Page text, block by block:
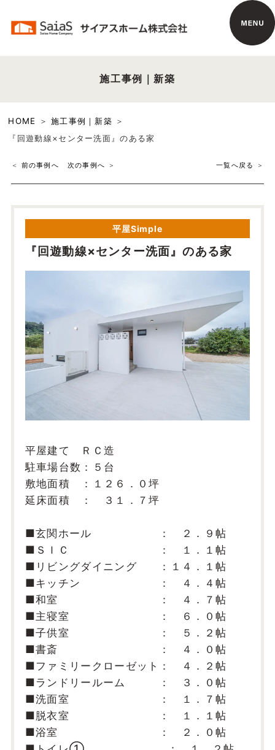
施工事例｜新築
HOME
施工事例｜新築
『回遊動線×センター洗面』のある家
前の事例へ 次の事例へ 一覧へ戻る
平屋Simple
『回遊動線×センター洗面』のある家
平屋建て ＲＣ造
駐車場台数：５台
敷地面積 ：１２６．０坪
延床面積 ： ３１．７坪
■玄関ホール ： ２．９帖
■ＳＩＣ ： １．１帖
■リビングダイニング ：１４．１帖
■キッチン ： ４．４帖
■和室 ： ４．７帖
■主寝室 ： ６．０帖
■子供室 ： ５．２帖
■書斎 ： ４．０帖
■ファミリークローゼット： ４．２帖
■ランドリールーム ： ３．０帖
■洗面室 ： １．７帖
■脱衣室 ： １．１帖
■浴室 ： ２．０帖